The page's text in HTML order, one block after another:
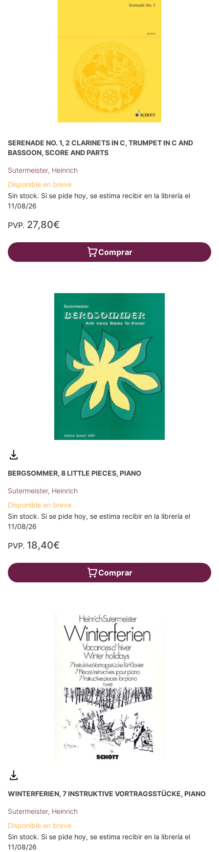
SERENADE NO. 1, 2 CLARINETS IN C, TRUMPET IN C AND
BASSOON, SCORE AND PARTS
Sutermeister, Heinrich
Disponible en breve
Sin stock. Si se pide hoy, se estima recibir en la librería el
11/08/26
PVP. 27,80€
Comprar
BERGSOMMER, 8 LITTLE PIECES, PIANO
Sutermeister, Heinrich
Disponible en breve
Sin stock. Si se pide hoy, se estima recibir en la librería el
11/08/26
PVP. 18,40€
Comprar
WINTERFERIEN, 7 INSTRUKTIVE VORTRAGSSTÜCKE, PIANO
Sutermeister, Heinrich
Disponible en breve
Sin stock. Si se pide hoy, se estima recibir en la librería el
11/08/26